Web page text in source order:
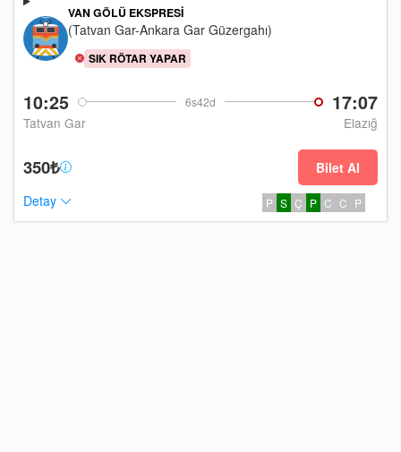
10:25 6s42d 17:07
Tatvan Gar Elazığ
VAN GÖLÜ EKSPRESI
(Tatvan Gar-Ankara Gar Güzergahı)
SIK RÖTAR YAPAR
350₺
Bilet Al
Detay
P S Ç P C C P